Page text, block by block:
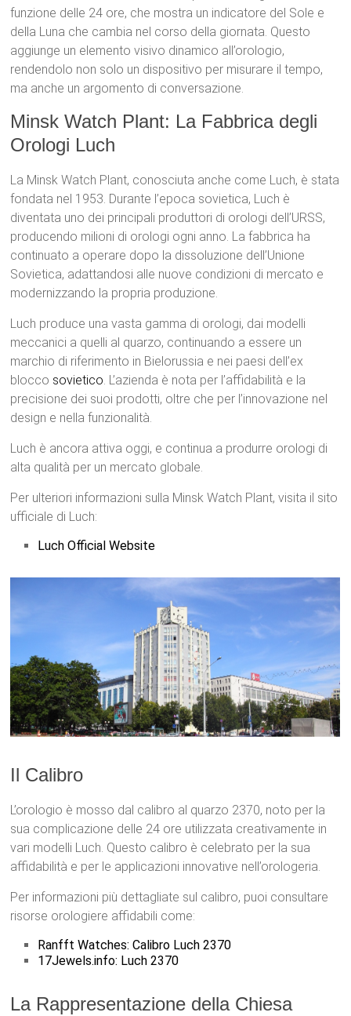
funzione delle 24 ore, che mostra un indicatore del Sole e
della Luna che cambia nel corso della giornata. Questo
aggiunge un elemento visivo dinamico all’orologio,
rendendolo non solo un dispositivo per misurare il tempo,
ma anche un argomento di conversazione.
Minsk Watch Plant: La Fabbrica degli
Orologi Luch
La Minsk Watch Plant, conosciuta anche come Luch, è stata
fondata nel 1953. Durante l’epoca sovietica, Luch è
diventata uno dei principali produttori di orologi dell’URSS,
producendo milioni di orologi ogni anno. La fabbrica ha
continuato a operare dopo la dissoluzione dell’Unione
Sovietica, adattandosi alle nuove condizioni di mercato e
modernizzando la propria produzione.
Luch produce una vasta gamma di orologi, dai modelli
meccanici a quelli al quarzo, continuando a essere un
marchio di riferimento in Bielorussia e nei paesi dell’ex
blocco sovietico. L’azienda è nota per l’affidabilità e la
precisione dei suoi prodotti, oltre che per l’innovazione nel
design e nella funzionalità.
Luch è ancora attiva oggi, e continua a produrre orologi di
alta qualità per un mercato globale.
Per ulteriori informazioni sulla Minsk Watch Plant, visita il sito
ufficiale di Luch:
Luch Official Website
Il Calibro
L’orologio è mosso dal calibro al quarzo 2370, noto per la
sua complicazione delle 24 ore utilizzata creativamente in
vari modelli Luch. Questo calibro è celebrato per la sua
affidabilità e per le applicazioni innovative nell’orologeria.
Per informazioni più dettagliate sul calibro, puoi consultare
risorse orologiere affidabili come:
Ranfft Watches: Calibro Luch 2370
17Jewels.info: Luch 2370
La Rappresentazione della Chiesa